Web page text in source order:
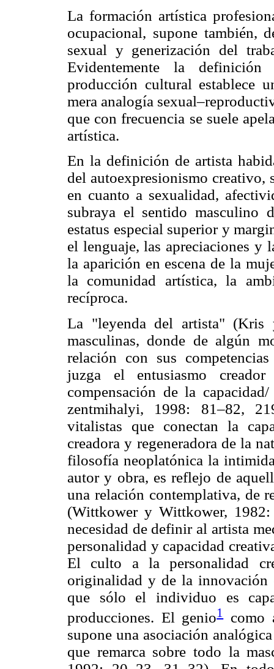
La formación artística
ocupacional, supone también,
sexual y generización del
Evidentemente la
producción cultural establece
mera analogía
que con frecuencia se suele
artística.
En la definición de artista
del autoexpresionismo creativo,
en cuanto a sexualidad,
subraya el sentido masculino
estatus especial superior y
el lenguaje, las apreciaciones y
la aparición en escena de la
la comunidad artística, la
recíproca.
La "leyenda del artista"
masculinas, donde de algún
relación con sus
juzga el entusiasmo
compensación de la
zentmihalyi, 1998: 81–82,
vitalistas que conectan la
creadora y regeneradora de la
filosofía neoplatónica la
autor y obra, es reflejo de
una relación contemplativa, de
(Wittkower y Wittkower,
necesidad de definir al artista
personalidad y capacidad
El culto a la personalidad
originalidad y de la innovación
que sólo el individuo es
producciones. El genio1como
supone una asociación
que remarca sobre todo la